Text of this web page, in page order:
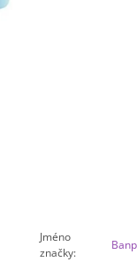
Jméno
značky: